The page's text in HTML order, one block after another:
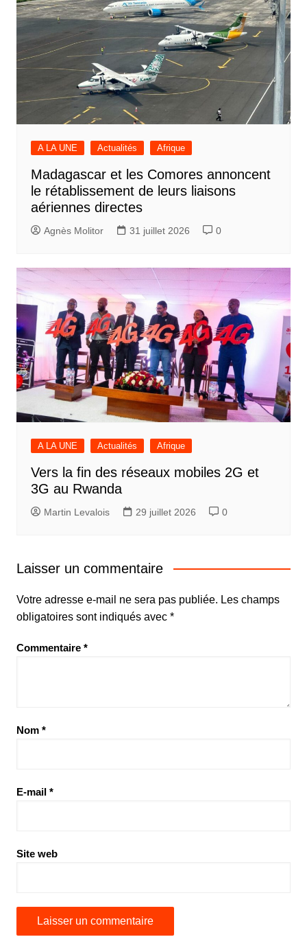
A LA UNE Actualités Afrique
Madagascar et les Comores annoncent
le rétablissement de leurs liaisons
aériennes directes
Agnès Molitor 31 juillet 2026 0
A LA UNE Actualités Afrique
Vers la fin des réseaux mobiles 2G et
3G au Rwanda
Martin Levalois 29 juillet 2026 0
Laisser un commentaire
Votre adresse e-mail ne sera pas publiée. Les champs
obligatoires sont indiqués avec *
Commentaire *
Nom *
E-mail *
Site web